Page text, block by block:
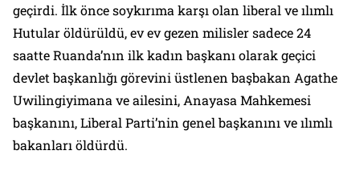
geçirdi. İlk önce soykırıma karşı olan liberal ve ılımlı
Hutular öldürüldü, ev ev gezen milisler sadece 24
saatte Ruanda’nın ilk kadın başkanı olarak geçici
devlet başkanlığı görevini üstlenen başbakan Agathe
Uwilingiyimana ve ailesini, Anayasa Mahkemesi
başkanını, Liberal Parti’nin genel başkanını ve ılımlı
bakanları öldürdü.